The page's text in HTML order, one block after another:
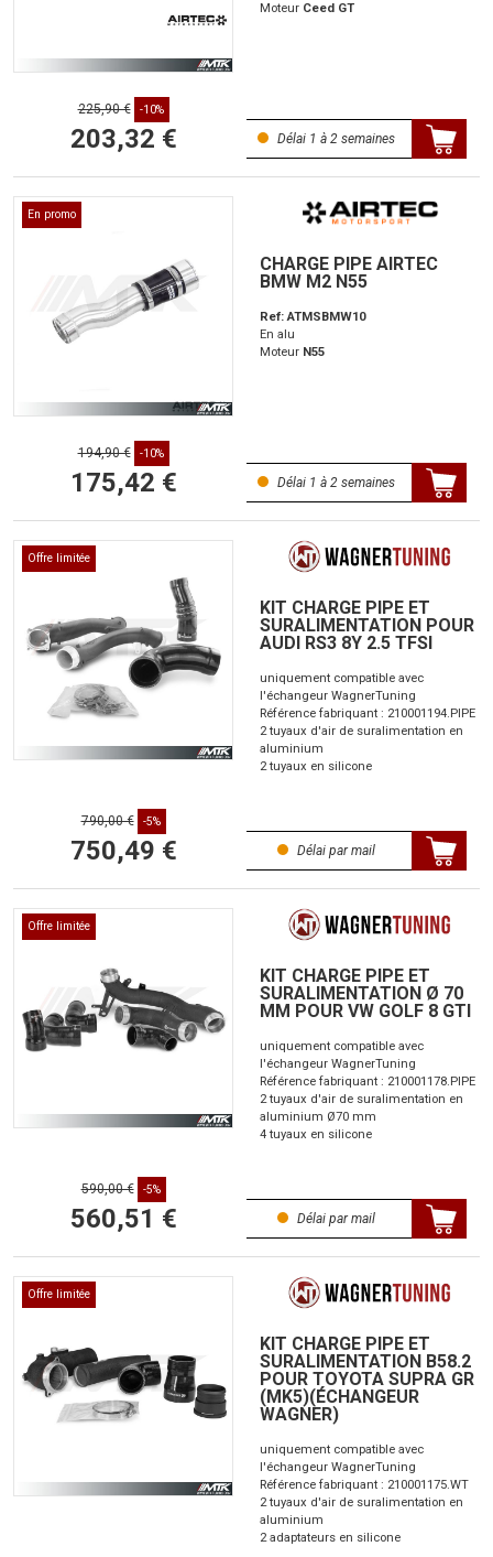
Moteur Ceed GT
225,90 € -10%
203,32 € Délai 1 à 2 semaines
En promo
CHARGE PIPE AIRTEC
BMW M2 N55
Ref: ATMSBMW10
En alu
Moteur N55
194,90 € -10%
175,42 € Délai 1 à 2 semaines
Offre limitée
KIT CHARGE PIPE ET
SURALIMENTATION POUR
AUDI RS3 8Y 2.5 TFSI
uniquement compatible avec
l'échangeur WagnerTuning
Référence fabriquant : 210001194.PIPE
2 tuyaux d'air de suralimentation en
aluminium
2 tuyaux en silicone
790,00 € -5%
750,49 € Délai par mail
Offre limitée
KIT CHARGE PIPE ET
SURALIMENTATION Ø 70
MM POUR VW GOLF 8 GTI
uniquement compatible avec
l'échangeur WagnerTuning
Référence fabriquant : 210001178.PIPE
2 tuyaux d'air de suralimentation en
aluminium Ø70 mm
4 tuyaux en silicone
590,00 € -5%
560,51 € Délai par mail
Offre limitée
KIT CHARGE PIPE ET
SURALIMENTATION B58.2
POUR TOYOTA SUPRA GR
(MK5)(ÉCHANGEUR
WAGNER)
uniquement compatible avec
l'échangeur WagnerTuning
Référence fabriquant : 210001175.WT
2 tuyaux d'air de suralimentation en
aluminium
2 adaptateurs en silicone